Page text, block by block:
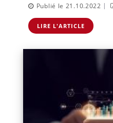
Publié le 21.10.2022 |
LIRE L'ARTICLE